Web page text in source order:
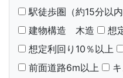
駅徒歩圏（約15分以内
建物構造 木造
想
想定利回り10％以上
前面道路6m以上